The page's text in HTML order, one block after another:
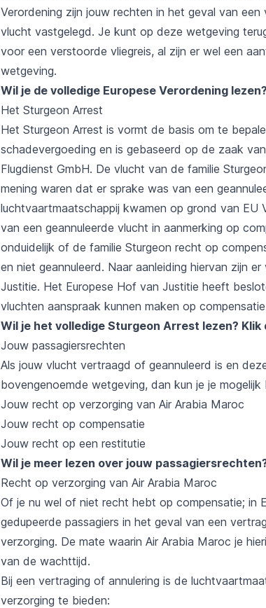
Verordening zijn jouw rechten in het geval van
vlucht vastgelegd. Je kunt op deze wetgeving
voor een verstoorde vliegreis, al zijn er wel een
wetgeving.
Wil je de volledige Europese Verordening lezen?
Het Sturgeon Arrest
Het Sturgeon Arrest is vormt de basis om te
schadevergoeding en is gebaseerd op de zaak
Flugdienst GmbH. De vlucht van de familie
mening waren dat er sprake was van een
luchtvaartmaatschappij kwamen op grond van EU
van een geannuleerde vlucht in aanmerking op
onduidelijk of de familie Sturgeon recht op
en niet geannuleerd. Naar aanleiding hiervan zijn
Justitie. Het Europese Hof van Justitie heeft
vluchten aanspraak kunnen maken op
Wil je het volledige Sturgeon Arrest lezen? Klik
Jouw passagiersrechten
Als jouw vlucht vertraagd of geannuleerd is en
bovengenoemde wetgeving, dan kun je je mogelijk
Jouw recht op verzorging van Air Arabia Maroc
Jouw recht op compensatie
Jouw recht op een restitutie
Wil je meer lezen over jouw
Recht op verzorging van Air Arabia Maroc
Of je nu wel of niet recht hebt op compensatie; in
gedupeerde passagiers in het geval van een
verzorging. De mate waarin Air Arabia Maroc je
van de wachttijd.
Bij een vertraging of annulering is de
verzorging te bieden: